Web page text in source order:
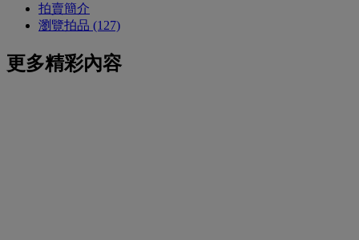
拍賣簡介
瀏覽拍品 (127)
更多精彩內容